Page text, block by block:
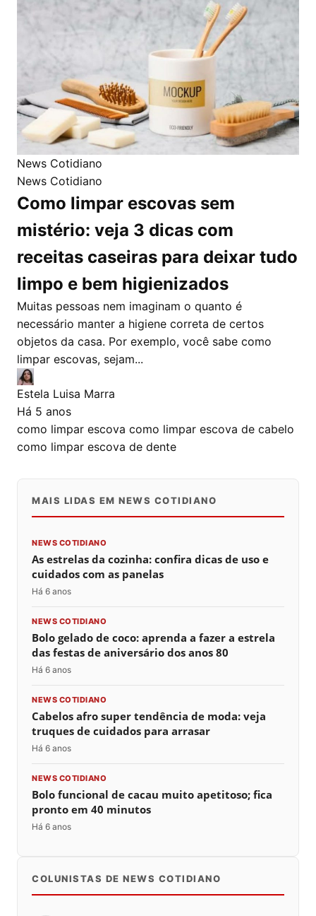
News Cotidiano
News Cotidiano
Como limpar escovas sem
mistério: veja 3 dicas com
receitas caseiras para deixar tudo
limpo e bem higienizados
Muitas pessoas nem imaginam o quanto é
necessário manter a higiene correta de certos
objetos da casa. Por exemplo, você sabe como
limpar escovas, sejam...
Estela Luisa Marra
Há 5 anos
como limpar escova como limpar escova de cabelo
como limpar escova de dente
MAIS LIDAS EM NEWS COTIDIANO
NEWS COTIDIANO
As estrelas da cozinha: confira dicas de uso e
cuidados com as panelas
Há 6 anos
NEWS COTIDIANO
Bolo gelado de coco: aprenda a fazer a estrela
das festas de aniversário dos anos 80
Há 6 anos
NEWS COTIDIANO
Cabelos afro super tendência de moda: veja
truques de cuidados para arrasar
Há 6 anos
NEWS COTIDIANO
Bolo funcional de cacau muito apetitoso; fica
pronto em 40 minutos
Há 6 anos
COLUNISTAS DE NEWS COTIDIANO